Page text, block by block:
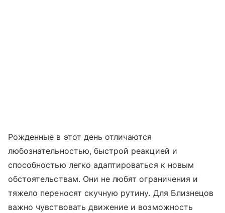
Рожденные в этот день отличаются
любознательностью, быстрой реакцией и
способностью легко адаптироваться к новым
обстоятельствам. Они не любят ограничения и
тяжело переносят скучную рутину. Для Близнецов
важно чувствовать движение и возможность